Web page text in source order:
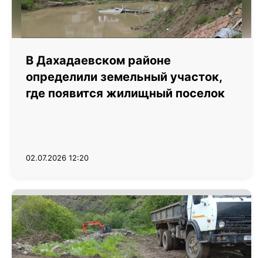
В Дахадаевском районе
определили земельный участок,
где появится жилищный поселок
02.07.2026 12:20